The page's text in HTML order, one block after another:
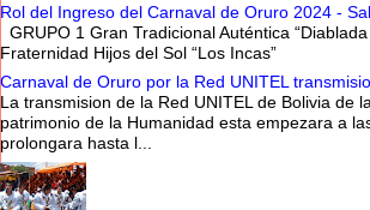
Rol del Ingreso del Carnaval de Oruro 2024 -
GRUPO 1 Gran Tradicional Auténtica
Fraternidad Hijos del Sol “Los
Carnaval de Oruro por la Red UNITEL
La transmision de la Red UNITEL de Bolivia de
patrimonio de la Humanidad esta empezara a
prolongara hasta l...